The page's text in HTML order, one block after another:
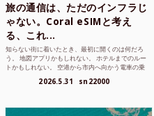
旅の通信は、ただのインフラじ
ゃない。Coral eSIMと考え
る、これ...
知らない街に着いたとき、最初に開くのは何だろ
う。 地図アプリかもしれない。 ホテルまでのルー
トかもしれない。 空港から市内へ向かう電車の乗
2026.5.31 sn22000